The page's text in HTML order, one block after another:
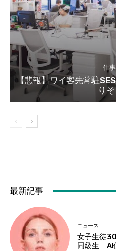
仕事
【悲報】ワイ客先常駐
りそ
最新記事
ニュース
女子生徒
同級生 AI